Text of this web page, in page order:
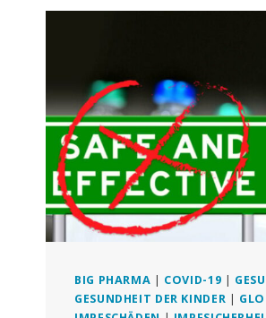
BERICHTE
COVID-
IMPFSTOFFS
NICHT
ÜBERPRÜFT:
WATCHDOG
BIG PHARMA | COVID-19 |
GESUNDHEIT DER KINDER |